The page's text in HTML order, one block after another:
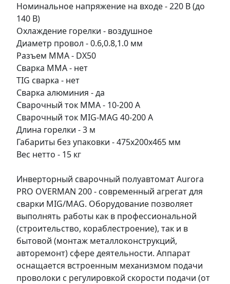
Номинальное напряжение на входе - 220 В (до
140 В)
Охлаждение горелки - воздушное
Диаметр провол - 0.6,0.8,1.0 мм
Разъем ММА - DX50
Сварка ММА - нет
TIG сварка - нет
Сварка алюминия - да
Сварочный ток ММА - 10-200 А
Сварочный ток MIG-MAG 40-200 А
Длина горелки - 3 м
Габариты без упаковки - 475х200х465 мм
Вес нетто - 15 кг
Инверторный сварочный полуавтомат Aurora
PRO OVERMAN 200 - современный агрегат для
сварки MIG/MAG. Оборудование позволяет
выполнять работы как в профессиональной
(строительство, кораблестроение), так и в
бытовой (монтаж металлоконструкций,
авторемонт) сфере деятельности. Аппарат
оснащается встроенным механизмом подачи
проволоки с регулировкой скорости подачи (от